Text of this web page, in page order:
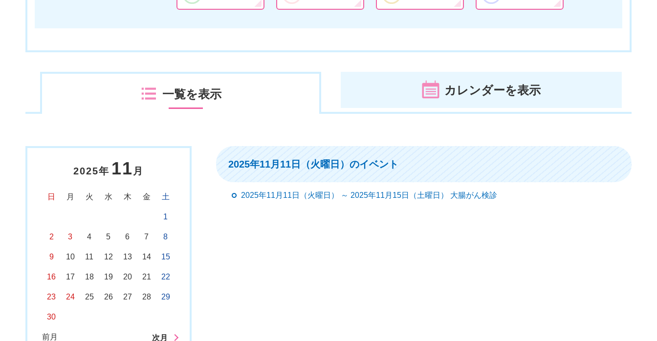
一覧を表示 カレンダーを表示
2025年 11 月
日 月 火 水 木 金 土
1
2 3 4 5 6 7 8
9 10 11 12 13 14 15
16 17 18 19 20 21 22
23 24 25 26 27 28 29
30
前月 次月
2025年11月11日（火曜日）のイベント
2025年11月11日（火曜日） ～ 2025年11月15日（土曜日） 大腸がん検診